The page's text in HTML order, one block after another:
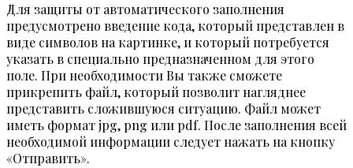
Для защиты от автоматического заполнения
предусмотрено введение кода, который представлен в
виде символов на картинке, и который потребуется
указать в специально предназначенном для этого
поле. При необходимости Вы также сможете
прикрепить файл, который позволит нагляднее
представить сложившуюся ситуацию. Файл может
иметь формат jpg, png или pdf. После заполнения всей
необходимой информации следует нажать на кнопку
«Отправить».